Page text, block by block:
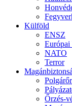
Külföld
ENSZ
NATO
Terror
Őrzés-